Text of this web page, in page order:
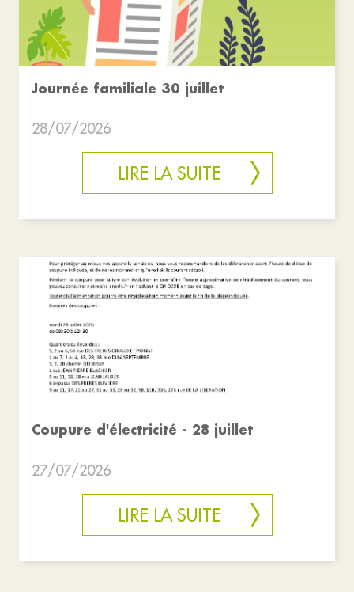
Journée familiale 30 juillet
28/07/2026
LIRE LA SUITE
Coupure d'électricité - 28 juillet
27/07/2026
LIRE LA SUITE